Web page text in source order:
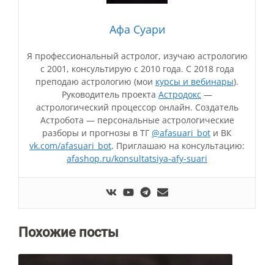
Афа Суари
Я профессиональный астролог, изучаю астрологию
с 2001, консультирую с 2010 года. С 2018 года
преподаю астрологию (мои курсы и вебинары).
Руководитель проекта Астродокс —
астрологический процессор онлайн. Создатель
Астробота — персональные астрологические
разборы и прогнозы в ТГ @afasuari_bot и ВК
vk.com/afasuari_bot. Приглашаю на консультацию:
afashop.ru/konsultatsiya-afy-suari
Похожие посты